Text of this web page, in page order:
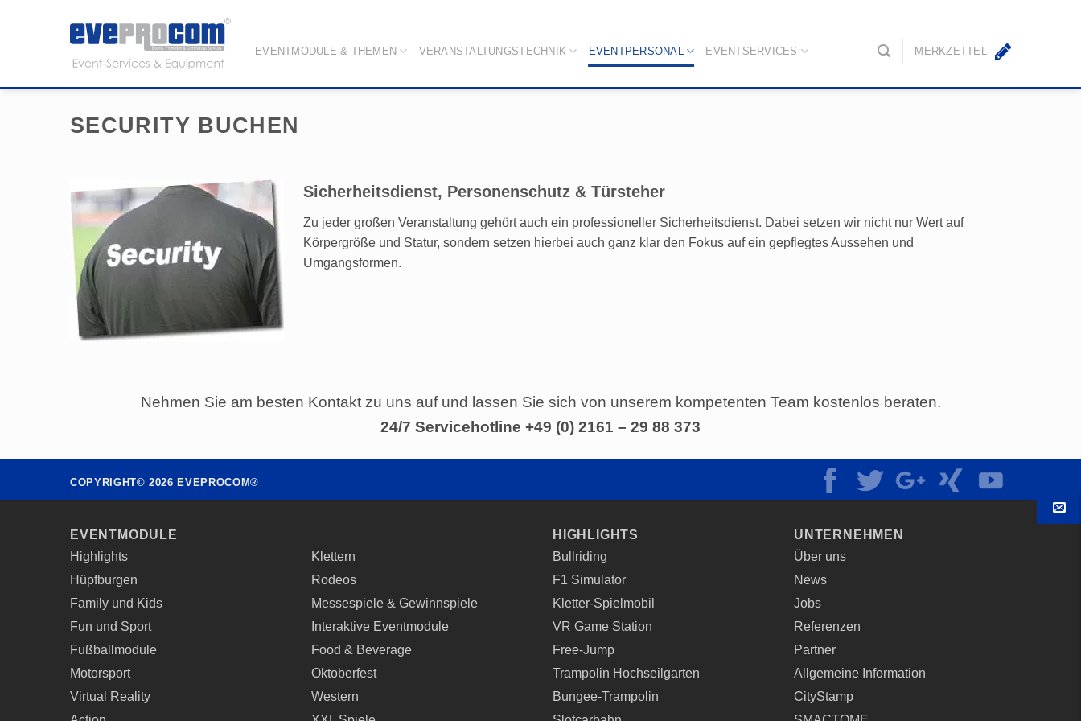
EVENTMODULE & THEMEN VERANSTALTUNGSTECHNIK EVENTPERSONAL EVENTSERVICES MERKZETTEL
SECURITY BUCHEN
Sicherheitsdienst, Personenschutz & Türsteher
Zu jeder großen Veranstaltung gehört auch ein professioneller Sicherheitsdienst. Dabei setzen wir nicht nur Wert auf
Körpergröße und Statur, sondern setzen hierbei auch ganz klar den Fokus auf ein gepflegtes Aussehen und
Umgangsformen.
Nehmen Sie am besten Kontakt zu uns auf und lassen Sie sich von unserem kompetenten Team kostenlos beraten.
24/7 Servicehotline +49 (0) 2161 – 29 88 373
COPYRIGHT©2026 EVEPROCOM®
EVENTMODULE
Highlights
Hüpfburgen
Family und Kids
Fun und Sport
Fußballmodule
Motorsport
Virtual Reality
Klettern
Rodeos
Messespiele & Gewinnspiele
Interaktive Eventmodule
Food & Beverage
Oktoberfest
Western
HIGHLIGHTS
Bullriding
F1 Simulator
Kletter-Spielmobil
VR Game Station
Free-Jump
Trampolin Hochseilgarten
Bungee-Trampolin
UNTERNEHMEN
Über uns
News
Jobs
Referenzen
Partner
Allgemeine Information
CityStamp